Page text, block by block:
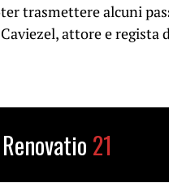
trasmettere alcuni
attore e regista
21